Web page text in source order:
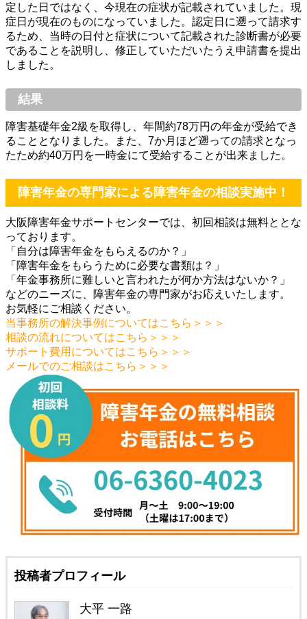
定した日ではなく、今現在の症状が記載されていました。現
症日が現在のものになっていました。認定日に遡って請求す
るため、当時の日付と症状について記載された診断書が必要
であることを説明し、修正していただいたうえ申請書を提出
しました。
結果
障害基礎年金2級を取得し、年間約78万円の年金が受給でき
ることとなりました。また、7か月ほど遡っての請求となっ
たため約40万円を一時金にて受給することが出来ました。
障害年金の専門家による障害年金の相談実施中！
大阪障害年金サポートセンターでは、初回相談は無料ととな
っております。
「自分は障害年金をもらえるのか？」
「障害年金をもらうために必要な書類は？」
「年金事務所に難しいと言われたが何か方法はないか？」
などのニーズに、障害年金の専門家がお応えいたします。
お気軽にご相談ください。
当事務所の解決事例についてはこちら＞＞＞
相談の流れについてはこちら＞＞＞
サポート費用についてはこちら＞＞＞
メールでのご相談はこちら＞＞＞
投稿者プロフィール
大平 一路